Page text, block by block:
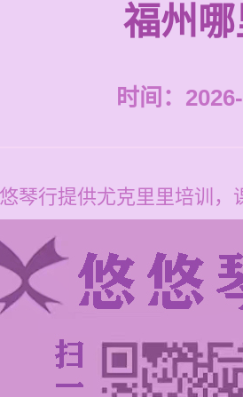
福州
时间：
琴行提供尤克里里培训，